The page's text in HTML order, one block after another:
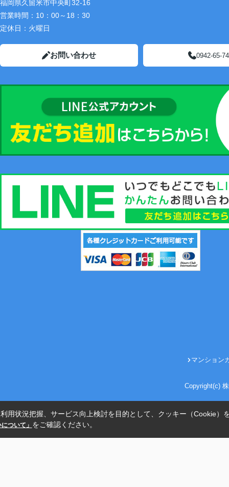
福岡県久留米市中央町32-16
営業時間： 10：00～18：30
定休日： 火曜日
お問い合わせ 0942-65-
マンション
Copyright(c)
用状況把握、サービス向上検討を目的として、クッキー（Cookie）
ついて」 をご確認ください。